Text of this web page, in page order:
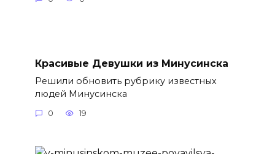
Красивые Девушки из Минусинска
Решили обновить рубрику известных
людей Минусинска
0 19